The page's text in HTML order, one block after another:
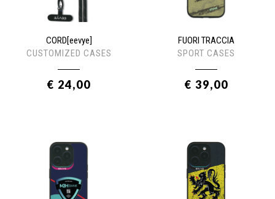
CORD[eevye]
CUSTOMIZED CASES
€ 24,00
FUORI TRACCIA
SPORT CASES
€ 39,00